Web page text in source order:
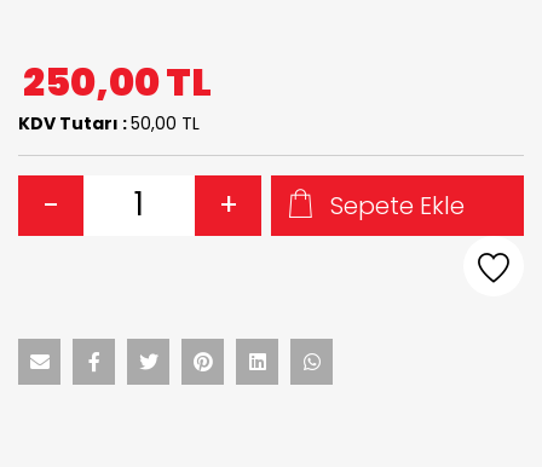
250,00TL
KDV Tutarı :50,00 TL
- + Sepete Ekle